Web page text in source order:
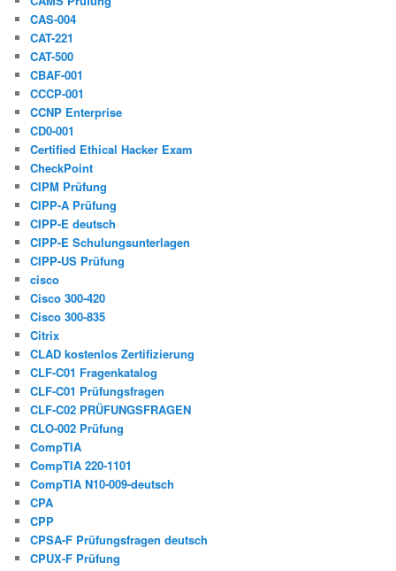
CAS-004
CAT-221
CAT-500
CBAF-001
CCCP-001
CCNP Enterprise
CD0-001
Certified Ethical Hacker Exam
CheckPoint
CIPM Prüfung
CIPP-A Prüfung
CIPP-E deutsch
CIPP-E Schulungsunterlagen
CIPP-US Prüfung
cisco
Cisco 300-420
Cisco 300-835
Citrix
CLAD kostenlos Zertifizierung
CLF-C01 Fragenkatalog
CLF-C01 Prüfungsfragen
CLF-C02 PRÜFUNGSFRAGEN
CLO-002 Prüfung
CompTIA
CompTIA 220-1101
CompTIA N10-009-deutsch
CPA
CPP
CPSA-F Prüfungsfragen deutsch
CPUX-F Prüfung